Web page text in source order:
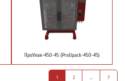
ПроУпак-450-45 (ProUpack-450-45)
1 2 ... 7